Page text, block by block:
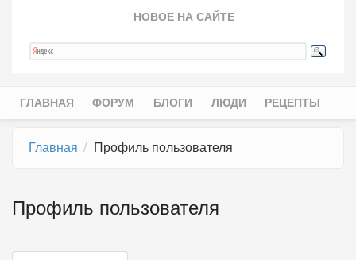
НОВОЕ НА САЙТЕ
Главное меню
ГЛАВНАЯ ФОРУМ БЛОГИ ЛЮДИ РЕЦЕПТЫ
Главная Профиль пользователя
Профиль пользователя